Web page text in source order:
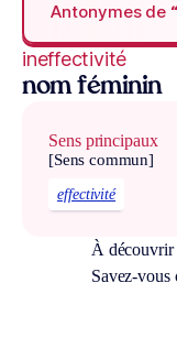
Antonymes de
ineffectivité
nom féminin
Sens principaux
[Sens commun]
effectivité
À découvrir
Savez-